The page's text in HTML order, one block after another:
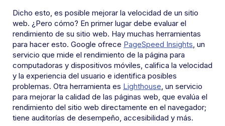
Dicho esto, es posible mejorar la velocidad de un sitio
web. ¿Pero cómo? En primer lugar debe evaluar el
rendimiento de su sitio web. Hay muchas herramientas
para hacer esto. Google ofrece PageSpeed ​​Insights, un
servicio que mide el rendimiento de la página para
computadoras y dispositivos móviles, califica la velocidad
y la experiencia del usuario e identifica posibles
problemas. Otra herramienta es Lighthouse, un servicio
para mejorar la calidad de las páginas web, que evalúa el
rendimiento del sitio web directamente en el navegador;
tiene auditorías de desempeño, accesibilidad y más.